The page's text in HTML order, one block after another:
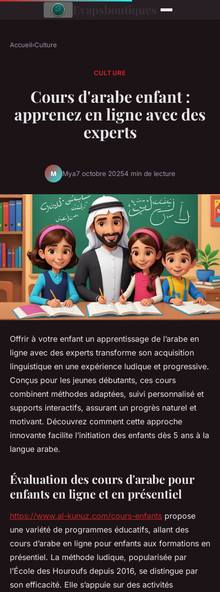
Evapsboutiques
Accueil›Culture
CULTURE
Cours d'arabe enfant :
apprenez en ligne avec des
experts
M Mya7 octobre 20254 min de lecture
Offrir à votre enfant un apprentissage de l’arabe en
ligne avec des experts transforme son acquisition
linguistique en une expérience ludique et progressive.
Conçus pour les jeunes débutants, ces cours
combinent méthodes adaptées, suivi personnalisé et
supports interactifs, assurant un progrès naturel et
motivant. Découvrez comment cette approche
innovante facilite l’initiation des enfants dès 5 ans à la
langue arabe.
Évaluation des cours d'arabe pour
enfants en ligne et en présentiel
https://www.al-kunuz.com/cours-enfants propose
une variété de programmes éducatifs, allant des
cours d’arabe en ligne pour enfants aux formations en
présentiel. La méthode ludique, popularisée par
l’École des Houroufs depuis 2016, se distingue par
son efficacité. Elle s’appuie sur des activités